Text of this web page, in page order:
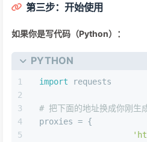
第三步：开始使用
如果你是写代码（Python）：
PYTHON
import requests
# 把下面的地址换成你刚生
proxies = {